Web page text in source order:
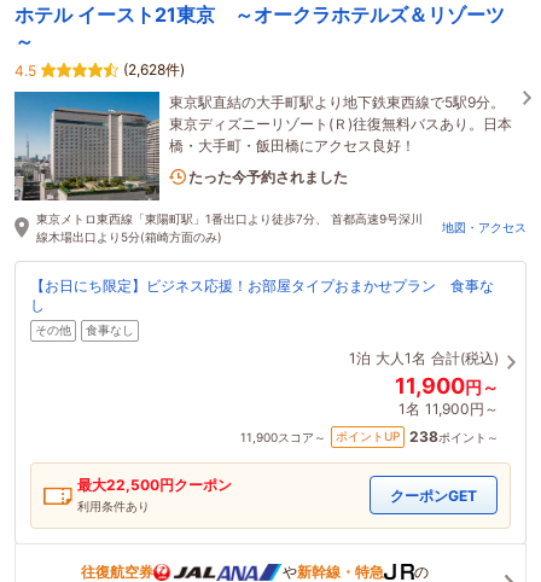
ホテル イースト21東京 ～オークラホテルズ＆リゾーツ
～
4.5
(2,628件)
東京駅直結の大手町駅より地下鉄東西線で5駅9分。
東京ディズニーリゾート(Ｒ)往復無料バスあり。日本
橋・大手町・飯田橋にアクセス良好！
6名がこの宿を見ています
東京メトロ東西線「東陽町駅」1番出口より徒歩7分、 首都高速9号深川
線木場出口より5分(箱崎方面のみ)
地図・アクセス
【お日にち限定】ビジネス応援！お部屋タイプおまかせプラン 食事な
し
その他 食事なし
1泊 大人1名 合計(税込)
11,900円～
1名 11,900円～
11,900スコア～ ポイントUP 238ポイント～
最大22,500円クーポン
利用条件あり
クーポンGET
往復航空券 や新幹線・特急
の